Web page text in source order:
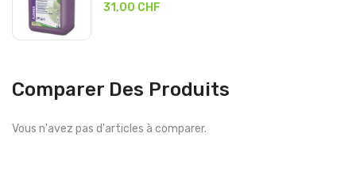
31,00 CHF
Comparer Des Produits
Vous n'avez pas d'articles à comparer.